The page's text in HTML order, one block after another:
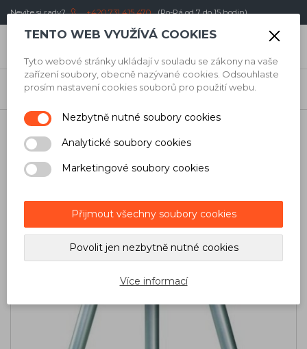
Nevíte si rady? +420 731 415 470 (Po-Pá od 7 do 15 hodin)
Úvod / Měřicí technika / Křížové lasery / Stabila Samonivelační
křížový laser LAX 50 G
TENTO WEB VYUŽÍVÁ COOKIES
Tyto webové stránky ukládají v souladu se zákony na vaše
zařízení soubory, obecně nazývané cookies. Odsouhlaste
prosím nastavení cookies souborů pro použití webu.
Nezbytně nutné soubory cookies
Analytické soubory cookies
Marketingové soubory cookies
Přijmout všechny soubory cookies
Povolit jen nezbytně nutné cookies
Více informací